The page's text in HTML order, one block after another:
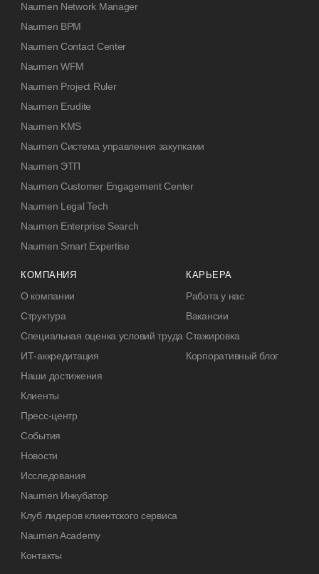
Naumen Network Manager
Naumen BPM
Naumen Contact Center
Naumen WFM
Naumen Project Ruler
Naumen Erudite
Naumen KMS
Naumen Система управления закупками
Naumen ЭТП
Naumen Customer Engagement Center
Naumen Legal Tech
Naumen Enterprise Search
Naumen Smart Expertise
КОМПАНИЯ
О компании
Структура
Специальная оценка условий труда
ИТ-аккредитация
Наши достижения
Клиенты
Пресс-центр
События
Новости
Исследования
Naumen Инкубатор
Клуб лидеров клиентского сервиса
Naumen Academy
Контакты
КАРЬЕРА
Работа у нас
Вакансии
Стажировка
Корпоративный блог